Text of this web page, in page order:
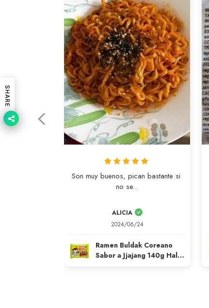
Son muy buenos, pican bastante si
no se...
ALICIA
2024/06/24
Ramen Buldak Coreano
Sabor a Jjajang 140g Halal
SHARE